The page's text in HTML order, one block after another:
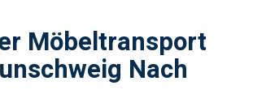
Möbeltransport
Nach